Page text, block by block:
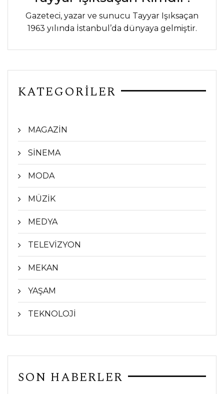
Gazeteci, yazar ve sunucu Tayyar Işıksaçan
1963 yılında İstanbul’da dünyaya gelmiştir.
KATEGORİLER
MAGAZİN
SİNEMA
MODA
MÜZİK
MEDYA
TELEVİZYON
MEKAN
YAŞAM
TEKNOLOJİ
SON HABERLER